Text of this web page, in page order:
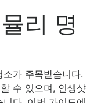
리 명
가 주목받습니다.
수 있으며, 인생샷